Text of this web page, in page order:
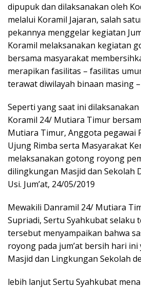
dipupuk dan dilaksanakan oleh
melalui Koramil Jajaran, salah
pekannya menggelar kegiatan
Koramil melaksanakan kegiatan
bersama masyarakat
merapikan fasilitas – fasilitas
terawat diwilayah binaan masing
Seperti yang saat ini
Koramil 24/ Mutiara Timur
Mutiara Timur, Anggota pegawai
Ujung Rimba serta Masyarakat
melaksanakan gotong royong
dilingkungan Masjid dan Sekolah
Usi. Jum’at, 24/05/2019
Mewakili Danramil 24/ Mutiara
Supriadi, Sertu Syahkubat selaku
tersebut menyampaikan bahwa
royong pada jum’at bersih hari
Masjid dan Lingkungan Sekolah
lebih lanjut Sertu Syahkubat